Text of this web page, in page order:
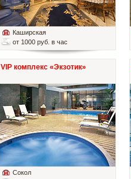
Каширская
от 1000 руб. в час
VIP комплекс «Экзотик»
Сокол